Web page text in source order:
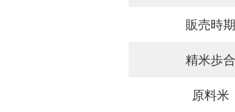
販売時期
精米歩合
原料米